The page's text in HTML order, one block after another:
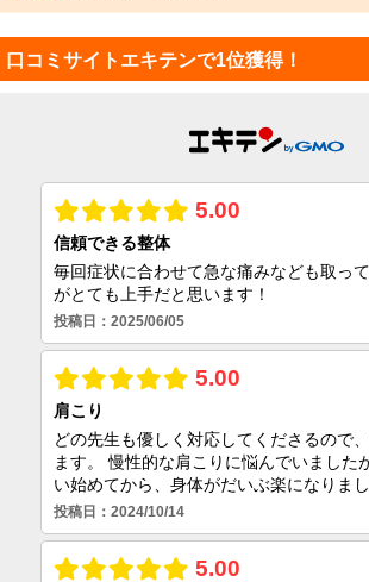
口コミサイトエキテンで1位獲得！